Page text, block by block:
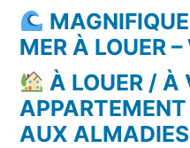
MER À LOUER
À LOUER / À
AUX ALMADIES